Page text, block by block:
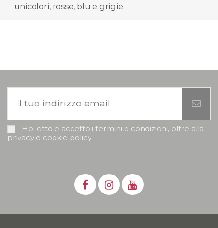
unicolori, rosse, blu e grigie.
Ho letto e accetto i termini e condizioni, oltre alla
privacy e cookie policy